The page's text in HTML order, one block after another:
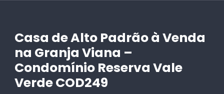
Casa de Alto Padrão à Venda
na Granja Viana –
Condomínio Reserva Vale
Verde COD249